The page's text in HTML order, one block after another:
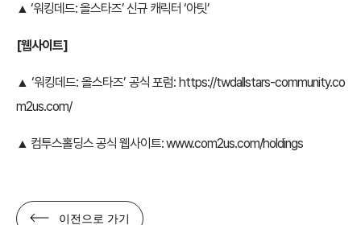
▲ ‘워킹데드: 올스타즈’ 신규 캐릭터 ‘아팃’
[웹사이트]
▲ ‘워킹데드: 올스타즈’ 공식 포럼: https://twdallstars-community.co
m2us.com/
▲ 컴투스홀딩스 공식 웹사이트:www.com2us.com/holdings
이전으로 가기